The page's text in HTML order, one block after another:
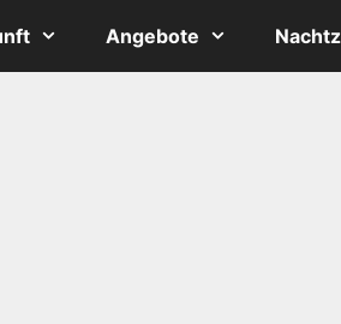
Angebote